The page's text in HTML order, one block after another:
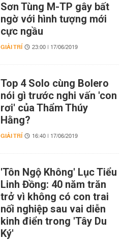
Sơn Tùng M-TP gây bất
ngờ với hình tượng mới
cực ngầu
GIẢI TRÍ 23:00 | 17/06/2019
Top 4 Solo cùng Bolero
nói gì trước nghi vấn 'con
rơi' của Thẩm Thúy
Hằng?
GIẢI TRÍ 16:40 | 17/06/2019
'Tôn Ngộ Không' Lục Tiểu
Linh Đồng: 40 năm trăn
trở vì không có con trai
nối nghiệp sau vai diễn
kinh điển trong 'Tây Du
Ký'